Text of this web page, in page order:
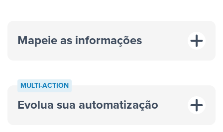
“A cada resposta em um anúncio”
Mapeie as informações
MULTI-ACTION
Evolua sua automatização